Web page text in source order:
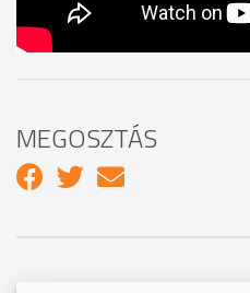
MEGOSZTÁS